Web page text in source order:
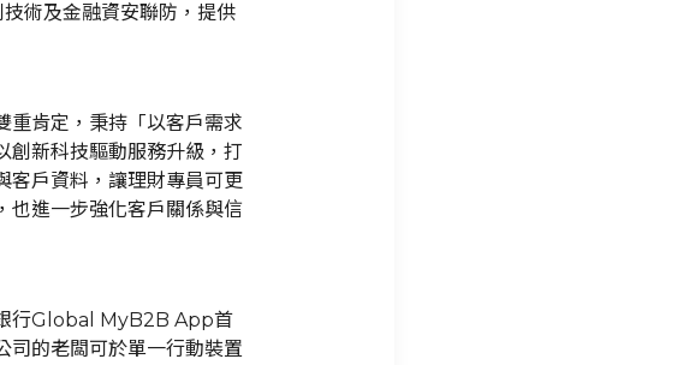
術及金融資安聯防，提供
重肯定，秉持「以客戶需求
創新科技驅動服務升級，打
客戶資料，讓理財專員可更
也進一步強化客戶關係與信
行Global MyB2B App首
司的老闆可於單一行動裝置